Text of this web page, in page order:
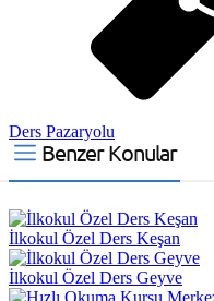
Ders Pazaryolu
Benzer Konular
İlkokul Özel Ders Keşan
İlkokul Özel Ders Geyve